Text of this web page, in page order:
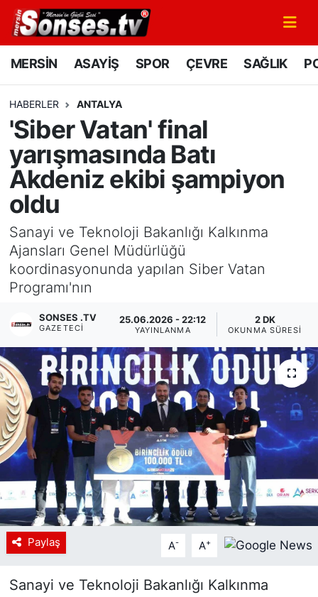
MERSİN ASAYİŞ SPOR ÇEVRE SAĞLIK
HABERLER ANTALYA
'Siber Vatan' final
yarışmasında Batı
Akdeniz ekibi şampiyon
oldu
Sanayi ve Teknoloji Bakanlığı Kalkınma
Ajansları Genel Müdürlüğü
koordinasyonunda yapılan Siber Vatan
Programı'nın
SONSES .TV
GAZETECI
25.06.2026 - 22:12
YAYINLANMA
2 DK
OKUNMA SÜRESI
Paylaş A- A+
Sanayi ve Teknoloji Bakanlığı Kalkınma
MERSİN
SPOR
GÜNÜN MANŞETİ
DÜNYA
KÜLTÜR - SANAT
MAGAZİN
Siyaset
YEREL HABER
Haberde insan
Tanıtım
Mersin Nöbetçi Eczaneler
Mersin Namaz Vakitleri
Mersin Trafik Yoğunluk Haritası
Süper Lig Puan Durumu ve Fikstür
Tüm Manşetler
Son Dakika Haberleri